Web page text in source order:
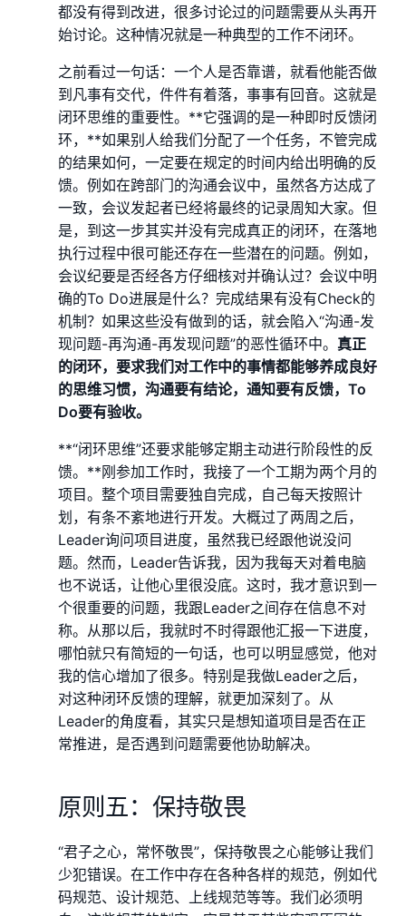
都没有得到改进，很多讨论过的问题需要从头再开
始讨论。这种情况就是一种典型的工作不闭环。
之前看过一句话：一个人是否靠谱，就看他能否做
到凡事有交代，件件有着落，事事有回音。这就是
闭环思维的重要性。**它强调的是一种即时反馈闭
环，**如果别人给我们分配了一个任务，不管完成
的结果如何，一定要在规定的时间内给出明确的反
馈。例如在跨部门的沟通会议中，虽然各方达成了
一致，会议发起者已经将最终的记录周知大家。但
是，到这一步其实并没有完成真正的闭环，在落地
执行过程中很可能还存在一些潜在的问题。例如，
会议纪要是否经各方仔细核对并确认过？会议中明
确的To Do进展是什么？完成结果有没有Check的
机制？如果这些没有做到的话，就会陷入“沟通-发
现问题-再沟通-再发现问题”的恶性循环中。 真正
的闭环，要求我们对工作中的事情都能够养成良好
的思维习惯，沟通要有结论，通知要有反馈，To
Do要有验收。
**“闭环思维”还要求能够定期主动进行阶段性的反
馈。**刚参加工作时，我接了一个工期为两个月的
项目。整个项目需要独自完成，自己每天按照计
划，有条不紊地进行开发。大概过了两周之后，
Leader询问项目进度，虽然我已经跟他说没问
题。然而，Leader告诉我，因为我每天对着电脑
也不说话，让他心里很没底。这时，我才意识到一
个很重要的问题，我跟Leader之间存在信息不对
称。从那以后，我就时不时得跟他汇报一下进度，
哪怕就只有简短的一句话，也可以明显感觉，他对
我的信心增加了很多。特别是我做Leader之后，
对这种闭环反馈的理解，就更加深刻了。从
Leader的角度看，其实只是想知道项目是否在正
常推进，是否遇到问题需要他协助解决。
原则五：保持敬畏
“君子之心，常怀敬畏”，保持敬畏之心能够让我们
少犯错误。在工作中存在各种各样的规范，例如代
码规范、设计规范、上线规范等等。我们必须明